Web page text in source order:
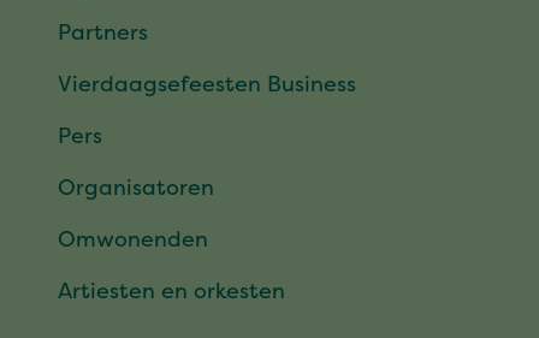
Partners
Vierdaagsefeesten Business
Pers
Organisatoren
Omwonenden
Artiesten en orkesten